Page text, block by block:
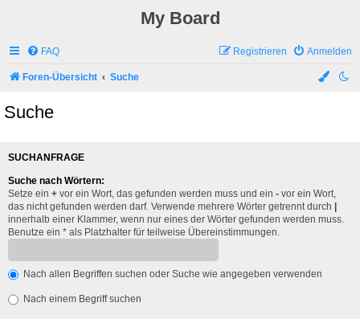
My Board
FAQ Anmelden
Registrieren
Foren-Übersicht Suche
Suche
SUCHANFRAGE
Suche nach Wörtern:
Setze ein + vor ein Wort, das gefunden werden muss und ein - vor ein Wort,
das nicht gefunden werden darf. Verwende mehrere Wörter getrennt durch |
innerhalb einer Klammer, wenn nur eines der Wörter gefunden werden muss.
Benutze ein * als Platzhalter für teilweise Übereinstimmungen.
Nach allen Begriffen suchen oder Suche wie angegeben verwenden
Nach einem Begriff suchen